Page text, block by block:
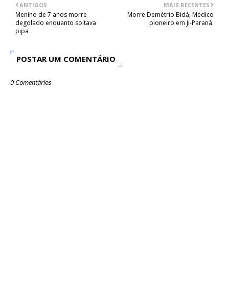
MAIS RECENTES
Morre Demétrio Bidá, Médico
pioneiro em Ji-Paraná.
ANTIGOS
Menino de 7 anos morre
degolado enquanto soltava
pipa
POSTAR UM COMENTÁRIO
0 Comentários